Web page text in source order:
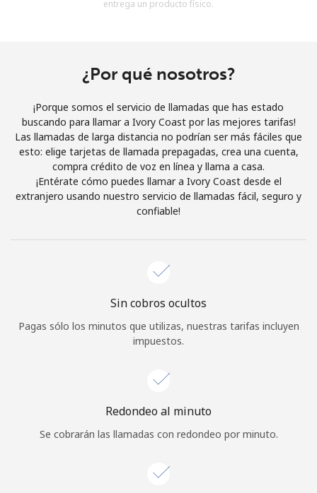
Al abrir una cuenta en este sitio web, estoy de acuerdo con
Únete
¡Hola!
Inicia sesión oREGÍSTRATE →
Iniciar Sesión
o
Continuar con
entrega un producto físico.
¿Por qué nosotros?
¡Porque somos el servicio de llamadas que has estado
buscando para llamar a Ivory Coast por las mejores tarifas!
Las llamadas de larga distancia no podrían ser más fáciles que
esto: elige tarjetas de llamada prepagadas, crea una cuenta,
compra crédito de voz en línea y llama a casa.
¡Entérate cómo puedes llamar a Ivory Coast desde el
extranjero usando nuestro servicio de llamadas fácil, seguro y
confiable!
Sin cobros ocultos
Pagas sólo los minutos que utilizas, nuestras tarifas incluyen
impuestos.
Redondeo al minuto
Se cobrarán las llamadas con redondeo por minuto.